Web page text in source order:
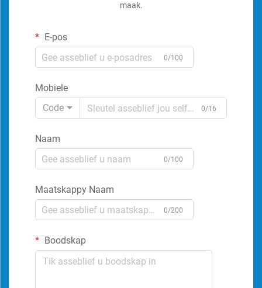
maak.
E-pos
0/100
Mobiele
Code
0/16
Naam
0/100
Maatskappy Naam
0/200
Boodskap